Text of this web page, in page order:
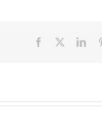
Facebook